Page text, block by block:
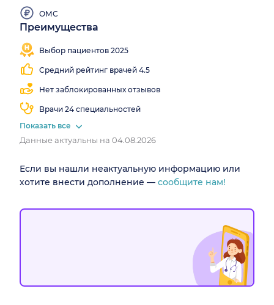
ОМС
Преимущества
Выбор пациентов 2025
Средний рейтинг врачей 4.5
Нет заблокированных отзывов
Врачи 24 специальностей
Близко
метро
Работаем
выходные
Показать все
Данные актуальны на 04.08.2026
Если вы нашли неактуальную информацию или
хотите внести дополнение — сообщите нам!